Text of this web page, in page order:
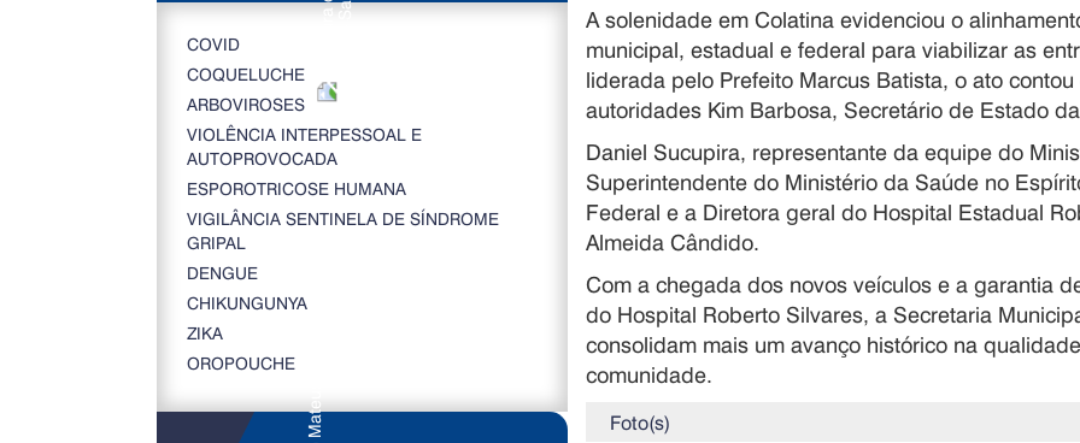
COVID
COQUELUCHE
ARBOVIROSES
VIOLÊNCIA INTERPESSOAL E
AUTOPROVOCADA
ESPOROTRICOSE HUMANA
VIGILÂNCIA SENTINELA DE SÍNDROME
GRIPAL
DENGUE
CHIKUNGUNYA
ZIKA
OROPOUCHE
A solenidade em Colatina evidenciou o
municipal, estadual e federal para viabilizar as
liderada pelo Prefeito Marcus Batista, o ato
autoridades Kim Barbosa, Secretário de Estado
Daniel Sucupira, representante da equipe do
Superintendente do Ministério da Saúde no
Federal e a Diretora geral do Hospital Estadual
Almeida Cândido.
Com a chegada dos novos veículos e a garantia
do Hospital Roberto Silvares, a Secretaria
consolidam mais um avanço histórico na
comunidade.
Foto(s)